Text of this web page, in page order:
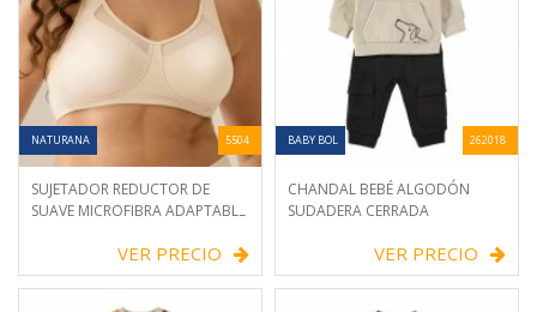
NATURANA 5504
SUJETADOR REDUCTOR DE
SUAVE MICROFIBRA ADAPTABLE
VER PRECIO
BABY BOL 262018
CHANDAL BEBÉ ALGODÓN
SUDADERA CERRADA
VER PRECIO